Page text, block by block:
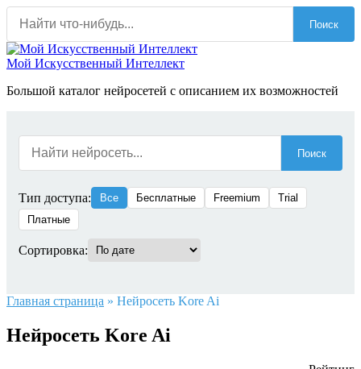
Перейти
содержанию
Поиск
Мой Искусственный Интеллект
Большой каталог нейросетей с описанием их возможностей
Поиск
Тип доступа: Все Бесплатные Freemium
Trial
Платные
Сортировка:
Главная страница » Нейросеть Kore Ai
Нейросеть Kore Ai